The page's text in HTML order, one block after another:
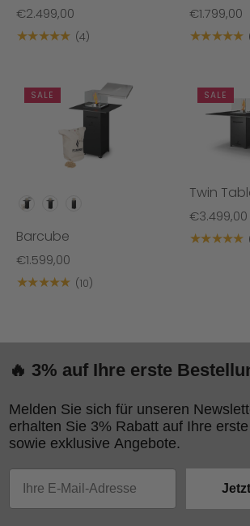
€2.499,00
★★★★★ (4)
€1.799,00
★★★★★
SALE
VARIANTEN
Barcube
€1.599,00
★★★★★ (10)
SALE
Twin
€3.499,00
★★★★★
🔥 3% auf Ihre erste
Melden Sie sich für unseren
erhalten Sie 3% Rabatt auf Ihre
sowie exklusive Angebote.
Email